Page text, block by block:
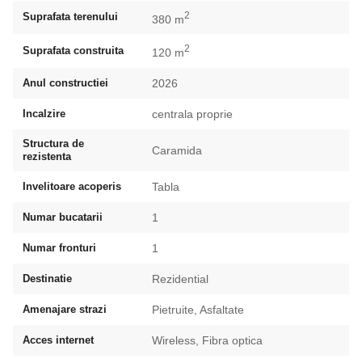
Suprafata terenului 380 m2
Suprafata construita 120 m2
Anul constructiei 2026
Incalzire centrala proprie
Structura de
rezistenta
Caramida
Invelitoare acoperis Tabla
Numar bucatarii 1
Numar fronturi 1
Destinatie Rezidential
Amenajare strazi Pietruite, Asfaltate
Acces internet Wireless, Fibra optica